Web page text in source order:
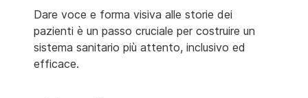
Dare voce e forma visiva alle storie dei
pazienti è un passo cruciale per costruire un
sistema sanitario più attento, inclusivo ed
efficace.